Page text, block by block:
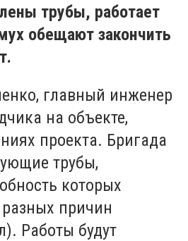
трубы, работает
обещают закончить
главный инженер
на объекте,
проекта. Бригада
трубы,
которых
причин
Работы будут